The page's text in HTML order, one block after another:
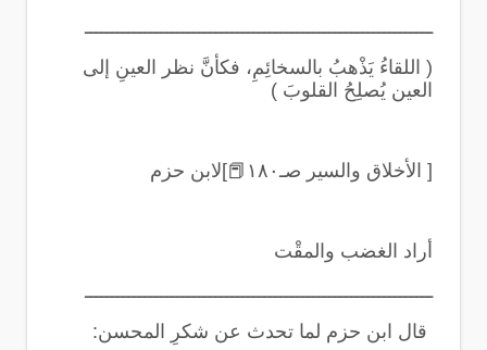
ــــــــــــــــــــــــــــــــــــــــــــــــــــــــــــــــ
( اللقاءُ يَذْهبُ بالسخائِمِ، فكأنَّ نظر العينِ إلى
العين يُصلِحُ القلوبَ )
[ الأخلاق والسير صـ١٨٠ 📕]لابن حزم
أراد الغضب والمقْت
ــــــــــــــــــــــــــــــــــــــــــــــــــــــــــــــــ
قال ابن حزم لما تحدث عن شكرِ المحسن: